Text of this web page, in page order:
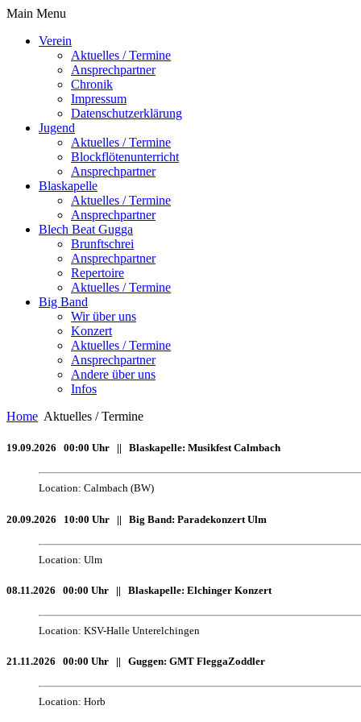
Main Menu
Verein
Aktuelles / Termine
Ansprechpartner
Chronik
Impressum
Datenschutzerklärung
Jugend
Aktuelles / Termine
Blockflötenunterricht
Ansprechpartner
Blaskapelle
Aktuelles / Termine
Ansprechpartner
Blech Beat Gugga
Brunftschrei
Ansprechpartner
Repertoire
Aktuelles / Termine
Big Band
Wir über uns
Konzert
Aktuelles / Termine
Ansprechpartner
Andere über uns
Infos
Home Aktuelles / Termine
19.09.2026 00:00 Uhr || Blaskapelle: Musikfest Calmbach
Location: Calmbach (BW)
20.09.2026 10:00 Uhr || Big Band: Paradekonzert Ulm
Location: Ulm
08.11.2026 00:00 Uhr || Blaskapelle: Elchinger Konzert
Location: KSV-Halle Unterelchingen
21.11.2026 00:00 Uhr || Guggen: GMT FleggaZoddler
Location: Horb